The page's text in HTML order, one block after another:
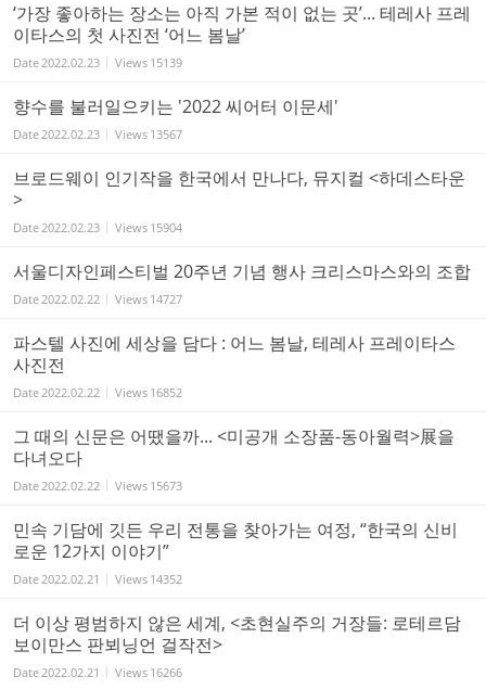
‘가장 좋아하는 장소는 아직 가본 적이 없는 곳’... 테레사 프레
이타스의 첫 사진전 ‘어느 봄날’
Date2022.02.23 Views 15139
향수를 불러일으키는 '2022 씨어터 이문세'
Date2022.02.23 Views 13567
브로드웨이 인기작을 한국에서 만나다, 뮤지컬 <하데스타운
>
Date2022.02.23 Views 15904
서울디자인페스티벌 20주년 기념 행사 크리스마스와의 조합
Date2022.02.22 Views 14727
파스텔 사진에 세상을 담다 : 어느 봄날, 테레사 프레이타스
사진전
Date2022.02.22 Views 16852
그 때의 신문은 어땠을까... <미공개 소장품-동아월력>展을
다녀오다
Date2022.02.22 Views 15673
민속 기담에 깃든 우리 전통을 찾아가는 여정, “한국의 신비
로운 12가지 이야기”
Date2022.02.21 Views 14352
더 이상 평범하지 않은 세계, <초현실주의 거장들: 로테르담
보이만스 판뵈닝언 걸작전>
Date2022.02.21 Views 16266